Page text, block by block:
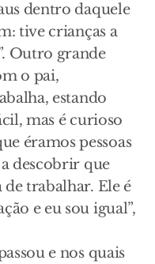
dentro daquele
tive crianças a
Outro grande
o pai,
estando
mas é curioso
éramos pessoas
descobrir que
trabalhar. Ele é
e eu sou igual”,
e nos quais